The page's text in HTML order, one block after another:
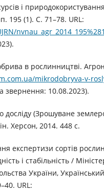
і
195 (1). С. 71–78. URL:
в рослинництві.
mikrodobryva-v-
звернення: 10.08.2023).
досліду (Зрошуване
Херсон, 2014. 448 с.
експертизи сортів
і стабільність /
України,
URL: